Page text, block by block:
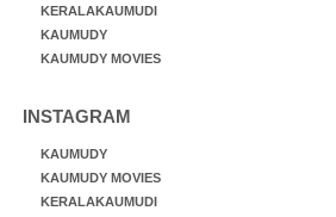
KERALAKAUMUDI
KAUMUDY
KAUMUDY MOVIES
INSTAGRAM
KAUMUDY
KAUMUDY MOVIES
KERALAKAUMUDI